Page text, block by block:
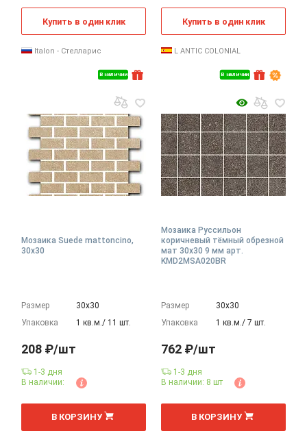
В наличии
Купить в один клик
Italon - Стелларис
В наличии
Купить в один клик
L ANTIC COLONIAL
Мозаика Suede mattoncino,
30x30
Размер
30х30
Упаковка
1 кв.м./ 11 шт.
208 ₽/шт
1-3 дня
В наличии:
шт
В КОРЗИНУ
Мозаика Руссильон
коричневый тёмный обрезной
мат 30x30 9 мм арт.
KMD2MSA020BR
Размер
30х30
Упаковка
1 кв.м./ 7 шт.
762 ₽/шт
1-3 дня
В наличии: 8 шт
шт
В КОРЗИНУ